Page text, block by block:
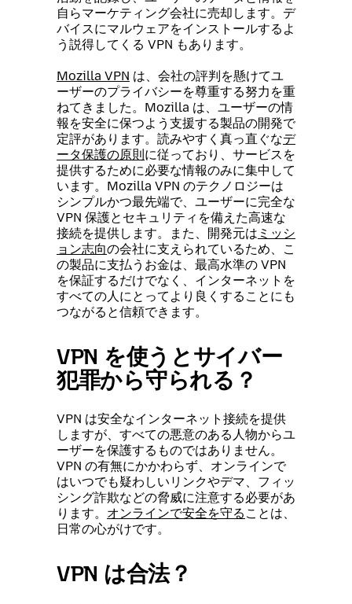
自らマーケティング会社に売却します。デ
バイスにマルウェアをインストールするよ
う説得してくる VPN もあります。
Mozilla VPN は、会社の評判を懸けてユ
ーザーのプライバシーを尊重する努力を重
ねてきました。Mozilla は、ユーザーの情
報を安全に保つよう支援する製品の開発で
定評があります。読みやすく真っ直ぐなデ
ータ保護の原則に従っており、サービスを
提供するために必要な情報のみに集中して
います。Mozilla VPN のテクノロジーは
シンプルかつ最先端で、ユーザーに完全な
VPN 保護とセキュリティを備えた高速な
接続を提供します。また、開発元は ミッシ
ョン志向の会社に支えられているため、こ
の製品に支払うお金は、最高水準の VPN
を保証するだけでなく、インターネットを
すべての人にとってより良くすることにも
つながると信頼できます。
VPN を使うとサイバー
犯罪から守られる？
VPN は安全なインターネット接続を提供
しますが、すべての悪意のある人物からユ
ーザーを保護するものではありません。
VPN の有無にかかわらず、オンラインで
はいつでも疑わしいリンクやデマ、フィッ
シング詐欺などの脅威に注意する必要があ
ります。 オンラインで安全を守る ことは、
日常の心がけです。
VPN は合法？